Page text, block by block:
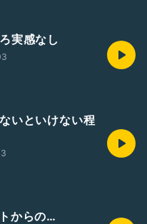
実感なし
いといけない程
からの…